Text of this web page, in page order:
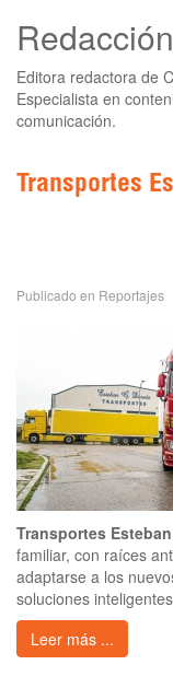
Editora redactora de
Especialista en
comunicación.
Transportes
Publicado en Reportajes
Transportes
familiar, con raíces
adaptarse a los
soluciones
Leer más ...